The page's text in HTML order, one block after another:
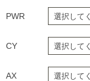
PWR
CY
AX